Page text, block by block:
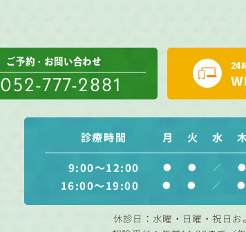
ご予約・お問い合わせ
052-777-2881
24
診療時間 月 火 水
9:00～12:00
● ● ／ ●
16:00～19:00 ● ● ／ ●
休診日：水曜・日曜・祝日お